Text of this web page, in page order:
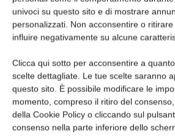
univoci su questo sito e di mostrare
personalizzati. Non acconsentire o
influire negativamente su alcune
Clicca qui sotto per acconsentire a
scelte dettagliate. Le tue scelte saranno
questo sito. È possibile modificare le
momento, compreso il ritiro del
della Cookie Policy o cliccando sul
consenso nella parte inferiore dello
Emmi aumenta la propria